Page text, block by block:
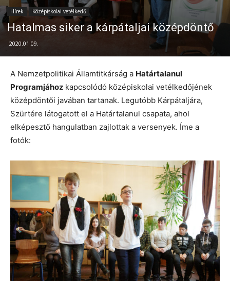
Hírek Középiskolai vetélkedő
Hatalmas siker a kárpátaljai középdöntő
2020.01.09.
A Nemzetpolitikai Államtitkárság a Határtalanul
Programjához kapcsolódó középiskolai vetélkedőjének
középdöntői javában tartanak. Legutóbb Kárpátaljára,
Szürtére látogatott el a Határtalanul csapata, ahol
elképesztő hangulatban zajlottak a versenyek. Íme a
fotók: